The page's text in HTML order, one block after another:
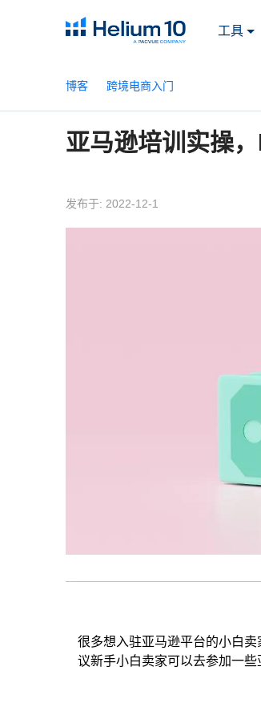
工具
博客 跨境电商入门
亚马逊培训实操
发布于: 2022-12-1
很多想入驻亚马逊平台的小白
议新手小白卖家可以去参加一些